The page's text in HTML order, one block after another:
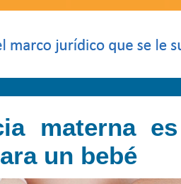
materna
un bebé